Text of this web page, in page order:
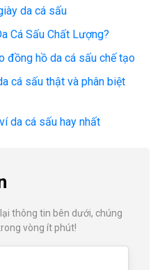
da cá sấu
Cá Sấu Chất Lượng?
đồng hồ da cá sấu chế tạo
cá sấu thật và phân biệt
da cá sấu hay nhất
thông tin bên dưới, chúng
vòng ít phút!